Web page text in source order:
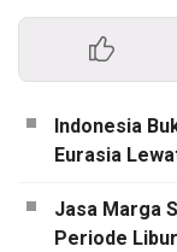
Indonesia
Eurasia
Jasa Marga
Periode